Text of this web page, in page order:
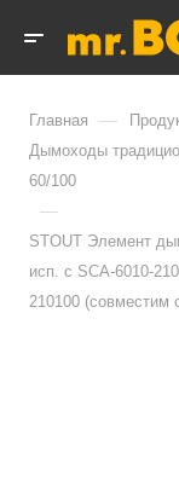
Главная —
Дымоходы
60/100
—
STOUT Элемент
исп. с SCA-6010-
210100 (совместим